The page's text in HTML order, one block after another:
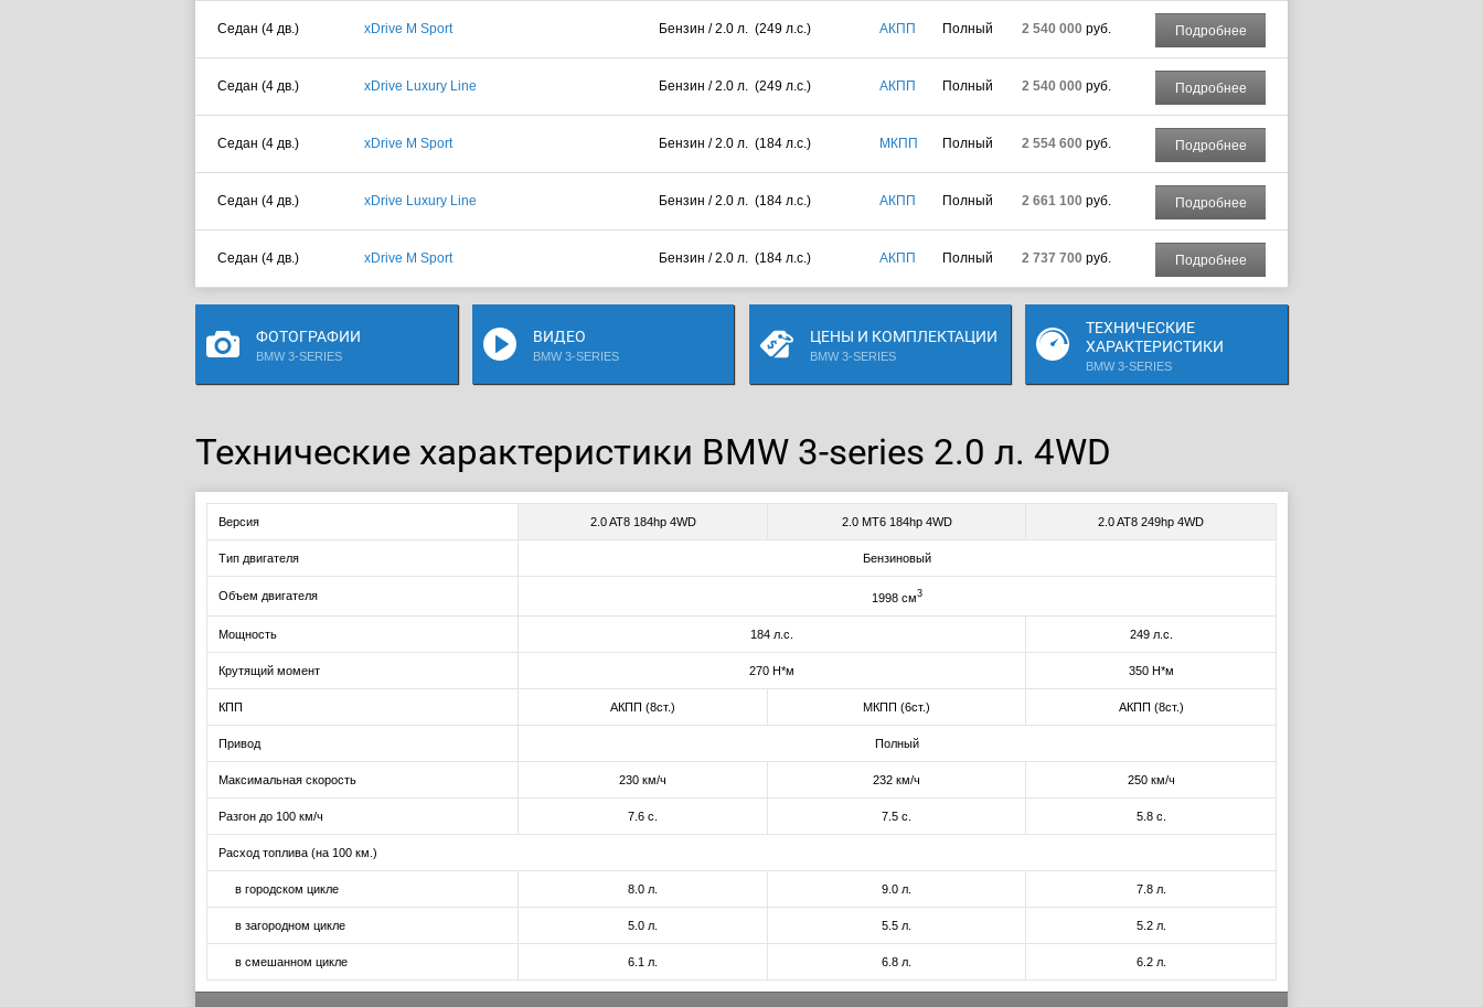
Седан (4 дв.) xDrive M Sport Бензин / 2.0 л. (249 л.с.) АКПП Полный 2 540 000 руб. Подробнее
Седан (4 дв.) xDrive Luxury Line Бензин / 2.0 л. (249 л.с.) АКПП Полный 2 540 000 руб. Подробнее
Седан (4 дв.) xDrive M Sport Бензин / 2.0 л. (184 л.с.) МКПП Полный 2 554 600 руб. Подробнее
Седан (4 дв.) xDrive Luxury Line Бензин / 2.0 л. (184 л.с.) АКПП Полный 2 661 100 руб. Подробнее
Седан (4 дв.) xDrive M Sport Бензин / 2.0 л. (184 л.с.) АКПП Полный 2 737 700 руб. Подробнее
ФОТОГРАФИИ
BMW 3-SERIES
ВИДЕО
BMW 3-SERIES
ЦЕНЫ И КОМПЛЕКТАЦИИ
BMW 3-SERIES
ТЕХНИЧЕСКИЕ
ХАРАКТЕРИСТИКИ
BMW 3-SERIES
Технические характеристики BMW 3-series 2.0 л. 4WD
Версия 2.0 AT8 184hp 4WD 2.0 MT6 184hp 4WD 2.0 AT8 249hp 4WD
Тип двигателя Бензиновый
Объем двигателя 1998 см3
Мощность 184 л.с. 249 л.с.
Крутящий момент 270 Н*м 350 Н*м
КПП АКПП (8ст.) МКПП (6ст.) АКПП (8ст.)
Привод Полный
Максимальная скорость 230 км/ч 232 км/ч 250 км/ч
Разгон до 100 км/ч 7.6 с. 7.5 с. 5.8 с.
Расход топлива (на 100 км.)
в городском цикле 8.0 л. 9.0 л. 7.8 л.
в загородном цикле 5.0 л. 5.5 л. 5.2 л.
в смешанном цикле 6.1 л. 6.8 л. 6.2 л.